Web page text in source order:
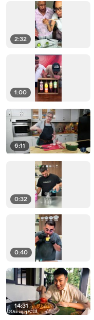
2:32
1:00
6:11
0:32
0:40
14:31